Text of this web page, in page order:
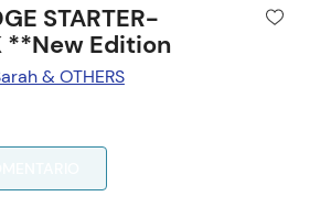
STARTER-
**New Edition
& OTHERS